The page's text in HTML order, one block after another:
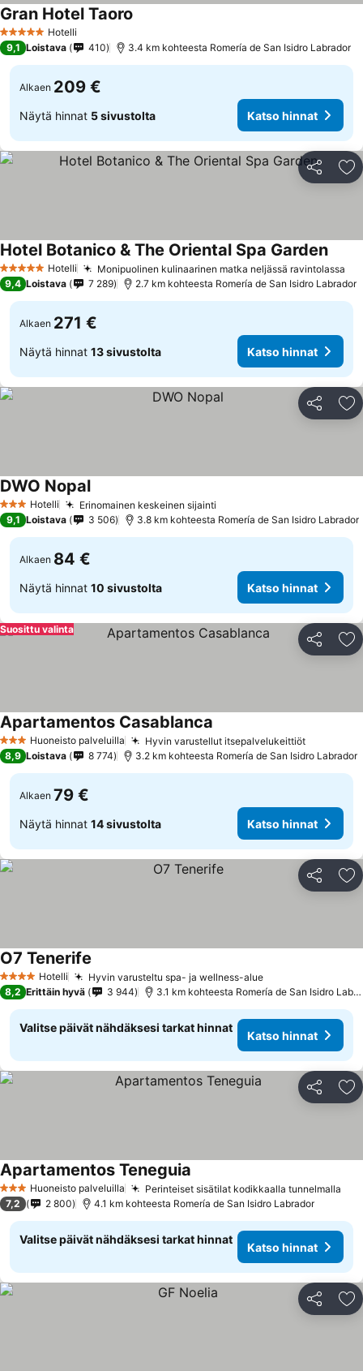
5 Tähtiluokitus
Hotelli
Gran Hotel Taoro
9,1 Loistava 410 3.4 km kohteesta Romería de San Isidro Labrador
Alkaen 209 €
Näytä hinnat 5 sivustolta Katso hinnat
Jaa
5 Tähtiluokitus
Hotelli Monipuolinen kulinaarinen matka neljässä ravintolassa
Hotel Botanico & The Oriental Spa Garden
9,4 Loistava 7 289 2.7 km kohteesta Romería de San Isidro Labrador
Alkaen 271 €
Näytä hinnat 13 sivustolta Katso hinnat
Jaa
3 Tähtiluokitus
Hotelli Erinomainen keskeinen sijainti
DWO Nopal
9,1 Loistava 3 506 3.8 km kohteesta Romería de San Isidro Labrador
Alkaen 84 €
Näytä hinnat 10 sivustolta Katso hinnat
Jaa
Suosittu valinta
3 Tähtiluokitus
Huoneisto palveluilla Hyvin varustellut itsepalvelukeittiöt
Apartamentos Casablanca
8,9 Loistava 8 774 3.2 km kohteesta Romería de San Isidro Labrador
Alkaen 79 €
Näytä hinnat 14 sivustolta Katso hinnat
Jaa
4 Tähtiluokitus
Hotelli Hyvin varusteltu spa- ja wellness-alue
O7 Tenerife
8,2 Erittäin hyvä 3 944 3.1 km kohteesta Romería de San Isidro Labrador
Valitse päivät nähdäksesi tarkat hinnat
Katso hinnat
Jaa
3 Tähtiluokitus
Huoneisto palveluilla Perinteiset sisätilat kodikkaalla tunnelmalla
Apartamentos Teneguia
7,2 2 800 4.1 km kohteesta Romería de San Isidro Labrador
Valitse päivät nähdäksesi tarkat hinnat
Katso hinnat
Jaa